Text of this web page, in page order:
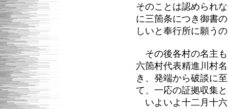
そのことは認められ
に三箇条につき御書
しいと奉行所に願う
その後各村の名主
六箇村代表精進川村
き、発端から破談に
て、一応の証拠収集
いよいよ十二月十